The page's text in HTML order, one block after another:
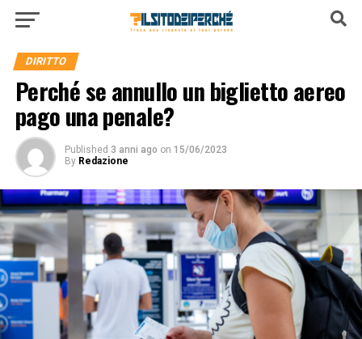
DIRITTO
Perché se annullo un biglietto aereo
pago una penale?
Published 3 anni ago on 15/06/2023
By Redazione